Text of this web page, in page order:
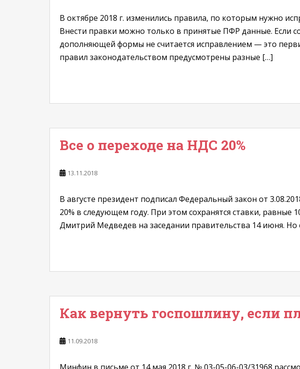
В октябре 2018 г. изменились правила, по которым нужно
Внести правки можно только в принятые ПФР данные. Если
дополняющей формы не считается исправлением — это
правил законодательством предусмотрены разные […]
Все о переходе на НДС 20%
13.11.2018
В августе президент подписал Федеральный закон от
20% в следующем году. При этом сохранятся ставки,
Дмитрий Медведев на заседании правительства 14 июня.
Как вернуть госпошлину, если
11.09.2018